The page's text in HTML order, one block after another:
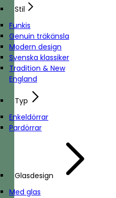
Stil
Funkis
Genuin träkänsla
Modern design
Svenska klassiker
Tradition & New
England
Typ
Enkeldörrar
Pardörrar
Glasdesign
Med glas